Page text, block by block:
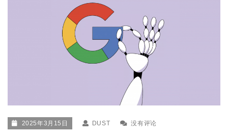
2025年3月15日 DUST 没有评论